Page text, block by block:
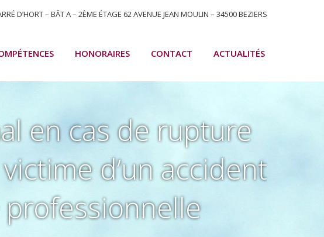
D’HORT – BÂT A – 2ÈME ÉTAGE 62 AVENUE JEAN MOULIN – 34500 BEZIERS
HONORAIRES CONTACT ACTUALITÉS
en cas de rupture
d’un accident
professionnelle